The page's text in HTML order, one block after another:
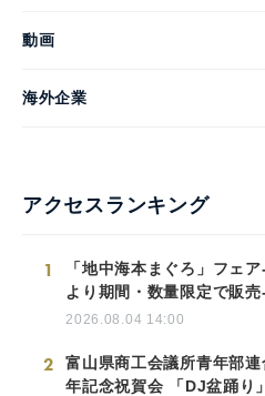
動画
海外企業
アクセスランキング
1
「地中海本まぐろ」フェア
より期間・数量限定で販売-
2026.08.04 14:00
2
富山県商工会議所青年部
年記念祝賀会 「DJ盆踊り